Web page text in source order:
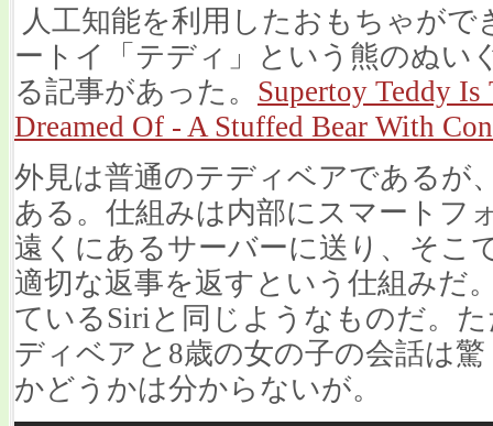
人工知能を利用したおもちゃが
ートイ「テディ」という熊のぬい
る記事があった。 Supertoy Teddy
Dreamed Of - A Stuffed Bear With
外見は普通のテディベアであるが
ある。仕組みは内部にスマートフ
遠くにあるサーバーに送り、そこ
適切な返事を返すという仕組みだ
ているSiriと同じようなものだ。
ディベアと8歳の女の子の会話は
かどうかは分からないが。